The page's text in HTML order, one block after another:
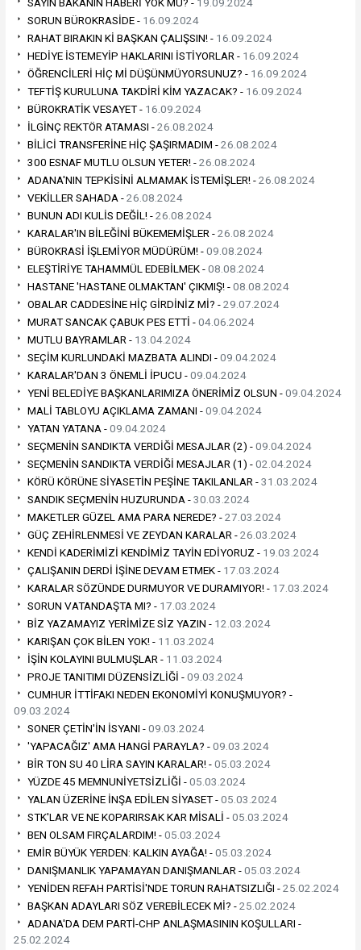
SAYIN BAKANIN HABERİ YOK MU? - 19.09.2024
SORUN BÜROKRASİDE - 16.09.2024
RAHAT BIRAKIN Kİ BAŞKAN ÇALIŞSIN! - 16.09.2024
HEDİYE İSTEMEYİP HAKLARINI İSTİYORLAR - 16.09.2024
ÖĞRENCİLERİ HİÇ Mİ DÜŞÜNMÜYORSUNUZ? - 16.09.2024
TEFTİŞ KURULUNA TAKDİRİ KİM YAZACAK? - 16.09.2024
BÜROKRATİK VESAYET - 16.09.2024
İLGİNÇ REKTÖR ATAMASI -26.08.2024
BİLİCİ TRANSFERİNE HİÇ ŞAŞIRMADIM -26.08.2024
300 ESNAF MUTLU OLSUN YETER! -26.08.2024
ADANA'NIN TEPKİSİNİ ALMAMAK İSTEMİŞLER! -26.08.2024
VEKİLLER SAHADA -26.08.2024
BUNUN ADI KULİS DEĞİL! -26.08.2024
KARALAR'IN BİLEĞİNİ BÜKEMEMİŞLER -26.08.2024
BÜROKRASİ İŞLEMİYOR MÜDÜRÜM! -09.08.2024
ELEŞTİRİYE TAHAMMÜL EDEBİLMEK -08.08.2024
HASTANE 'HASTANE OLMAKTAN' ÇIKMIŞ! -08.08.2024
OBALAR CADDESİNE HİÇ GİRDİNİZ Mİ? -29.07.2024
MURAT SANCAK ÇABUK PES ETTİ -04.06.2024
MUTLU BAYRAMLAR - 13.04.2024
SEÇİM KURLUNDAKİ MAZBATA ALINDI -09.04.2024
KARALAR'DAN 3 ÖNEMLİ İPUCU -09.04.2024
YENİ BELEDİYE BAŞKANLARIMIZA ÖNERİMİZ OLSUN -09.04.2024
MALİ TABLOYU AÇIKLAMA ZAMANI -09.04.2024
YATAN YATANA -09.04.2024
SEÇMENİN SANDIKTA VERDİĞİ MESAJLAR (2) -09.04.2024
SEÇMENİN SANDIKTA VERDİĞİ MESAJLAR (1) -02.04.2024
KÖRÜ KÖRÜNE SİYASETİN PEŞİNE TAKILANLAR -31.03.2024
SANDIK SEÇMENİN HUZURUNDA -30.03.2024
MAKETLER GÜZEL AMA PARA NEREDE? -27.03.2024
GÜÇ ZEHİRLENMESİ VE ZEYDAN KARALAR -26.03.2024
KENDİ KADERİMİZİ KENDİMİZ TAYİN EDİYORUZ - 19.03.2024
ÇALIŞANIN DERDİ İŞİNE DEVAM ETMEK - 17.03.2024
KARALAR SÖZÜNDE DURMUYOR VE DURAMIYOR! - 17.03.2024
SORUN VATANDAŞTA MI? - 17.03.2024
BİZ YAZAMAYIZ YERİMİZE SİZ YAZIN - 12.03.2024
KARIŞAN ÇOK BİLEN YOK! - 11.03.2024
İŞİN KOLAYINI BULMUŞLAR - 11.03.2024
PROJE TANITIMI DÜZENSİZLİĞİ -09.03.2024
CUMHUR İTTİFAKI NEDEN EKONOMİYİ KONUŞMUYOR? -
09.03.2024
SONER ÇETİN'İN İSYANI -09.03.2024
'YAPACAĞIZ' AMA HANGİ PARAYLA? -09.03.2024
BİR TON SU 40 LİRA SAYIN KARALAR! -05.03.2024
YÜZDE 45 MEMNUNİYETSİZLİĞİ -05.03.2024
YALAN ÜZERİNE İNŞA EDİLEN SİYASET -05.03.2024
STK'LAR VE NE KOPARIRSAK KAR MİSALİ -05.03.2024
BEN OLSAM FIRÇALARDIM! -05.03.2024
EMİR BÜYÜK YERDEN: KALKIN AYAĞA! -05.03.2024
DANIŞMANLIK YAPAMAYAN DANIŞMANLAR -05.03.2024
YENİDEN REFAH PARTİSİ'NDE TORUN RAHATSIZLIĞI -25.02.2024
BAŞKAN ADAYLARI SÖZ VEREBİLECEK Mİ? -25.02.2024
ADANA'DA DEM PARTİ-CHP ANLAŞMASININ KOŞULLARI -
25.02.2024